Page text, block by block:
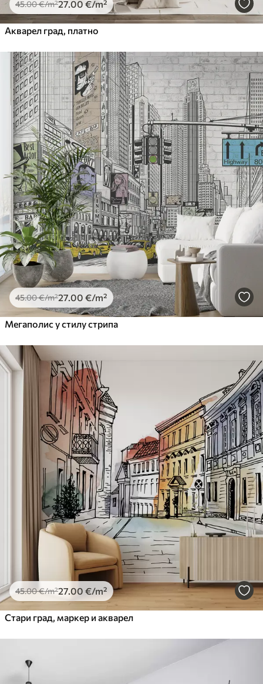
45.00€/m²27 .00 €/m²
Акварел град, платно
45.00€/m²27 .00 €/m²
Мегаполис у стилу стрипа
45.00€/m²27 .00 €/m²
Стари град, маркер и акварел